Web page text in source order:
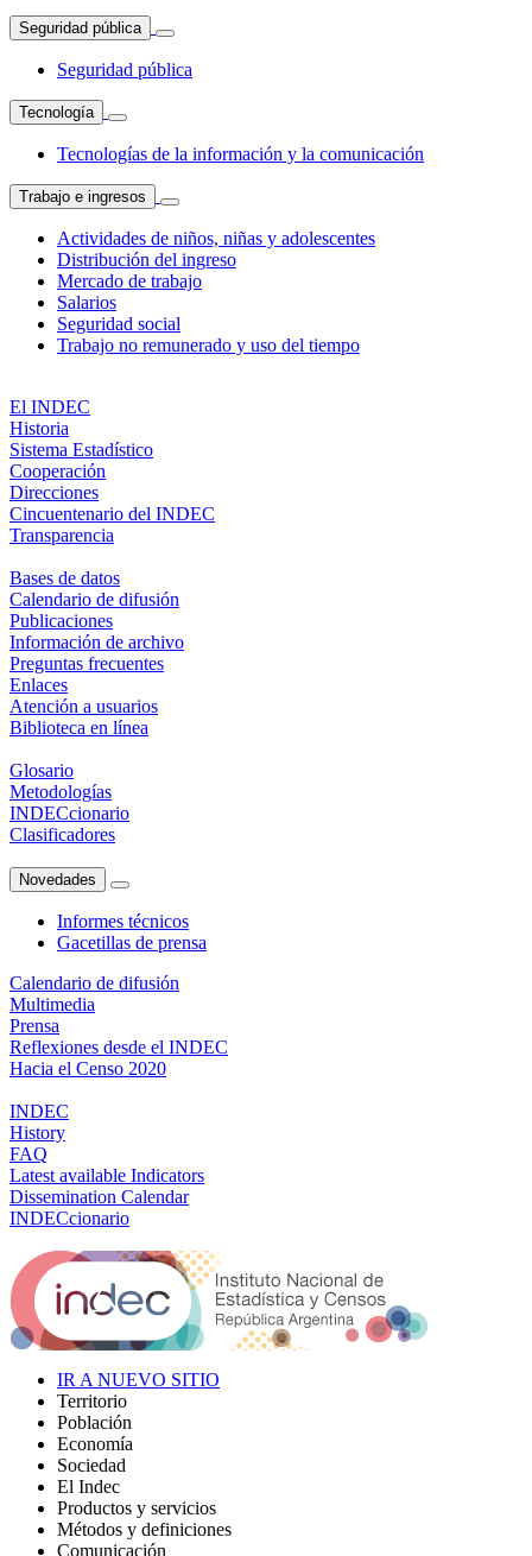
Seguridad pública
Seguridad pública
Tecnología
Tecnologías de la información y la comunicación
Trabajo e ingresos
Actividades de niños, niñas y adolescentes
Distribución del ingreso
Mercado de trabajo
Salarios
Seguridad social
Trabajo no remunerado y uso del tiempo
El INDEC
Historia
Sistema Estadístico
Cooperación
Direcciones
Cincuentenario del INDEC
Transparencia
Bases de datos
Calendario de difusión
Publicaciones
Información de archivo
Preguntas frecuentes
Enlaces
Atención a usuarios
Biblioteca en línea
Glosario
Metodologías
INDECcionario
Clasificadores
Novedades
Informes técnicos
Gacetillas de prensa
Calendario de difusión
Multimedia
Prensa
Reflexiones desde el INDEC
Hacia el Censo 2020
INDEC
History
FAQ
Latest available Indicators
Dissemination Calendar
INDECcionario
IR A NUEVO SITIO
Territorio
Población
Economía
Sociedad
El Indec
Productos y servicios
Métodos y definiciones
Comunicación